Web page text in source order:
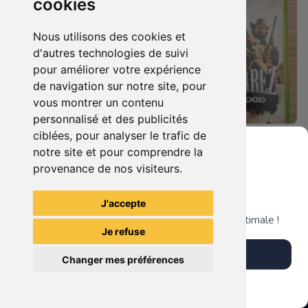
cookies
Nous utilisons des cookies et
d'autres technologies de suivi
pour améliorer votre expérience
de navigation sur notre site, pour
vous montrer un contenu
personnalisé et des publicités
ciblées, pour analyser le trafic de
notre site et pour comprendre la
provenance de nos visiteurs.
J'accepte
Je refuse
Changer mes préférences
19.90 € 0
Cars 3 - Course Vers La Victoire Xbox 360
8.90 €
TheGamingR83
Grenier du Geek
Télécharge notre app pour une expérience optimale !
Télécharger l'app